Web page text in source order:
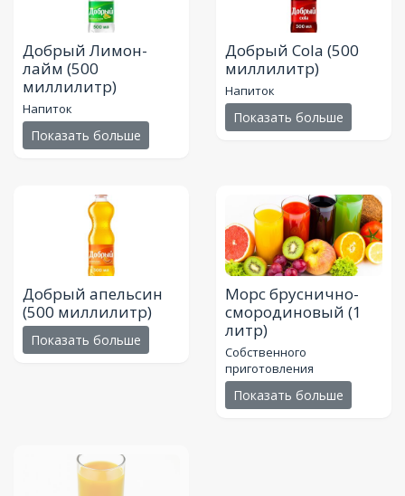
Добрый Лимон-
лайм (500
миллилитр)
Напиток
Показать больше
Добрый Cola (500
миллилитр)
Напиток
Показать больше
Добрый апельсин
(500 миллилитр)
Показать больше
Морс бруснично-
смородиновый (1
литр)
Собственного
приготовления
Показать больше